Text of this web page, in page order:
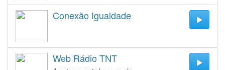
Conexão Igualdade
Web Rádio TNT